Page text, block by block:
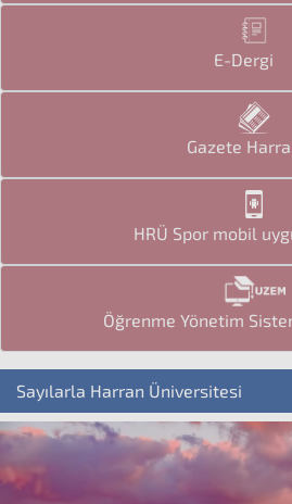
E-Dergi
Gazete
HRÜ Spor mobil
Öğrenme Yönetim
Sayılarla Harran Üniversitesi